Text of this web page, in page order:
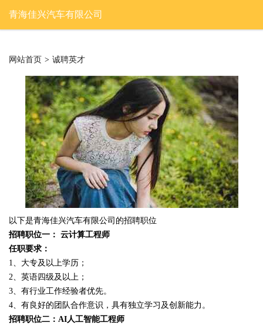
青海佳兴汽车有限公司
网站首页 > 诚聘英才
以下是青海佳兴汽车有限公司的招聘职位
招聘职位一： 云计算工程师
任职要求：
1、大专及以上学历；
2、英语四级及以上；
3、有行业工作经验者优先。
4、有良好的团队合作意识，具有独立学习及创新能力。
招聘职位二：AI人工智能工程师